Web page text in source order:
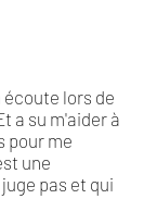
écoute lors de
a su m'aider à
pour me
une
pas et qui